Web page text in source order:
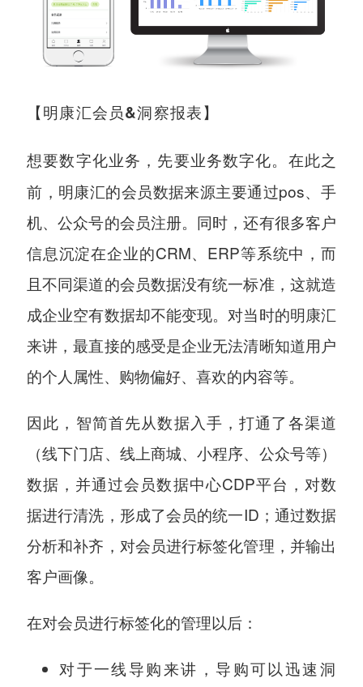
【明康汇会员&洞察报表】
想要数字化业务，先要业务数字化。 在此之
前，明康汇的会员数据来源主要通过pos、手
机、公众号的会员注册。同时，还有很多客户
信息沉淀在企业的CRM、ERP等系统中，而
且不同渠道的会员数据没有统一标准，这就造
成企业空有数据却不能变现。对当时的明康汇
来讲，最直接的感受是企业无法清晰知道用户
的个人属性、购物偏好、喜欢的内容等。
因此，智简首先从数据入手，打通了各渠道
（线下门店、线上商城、小程序、公众号等）
数据，并通过会员数据中心CDP平台，对数
据进行清洗，形成了会员的统一ID；通过数据
分析和补齐，对会员进行标签化管理，并输出
客户画像。
在对会员进行标签化的管理以后：
对于一线导购来讲，导购可以迅速洞